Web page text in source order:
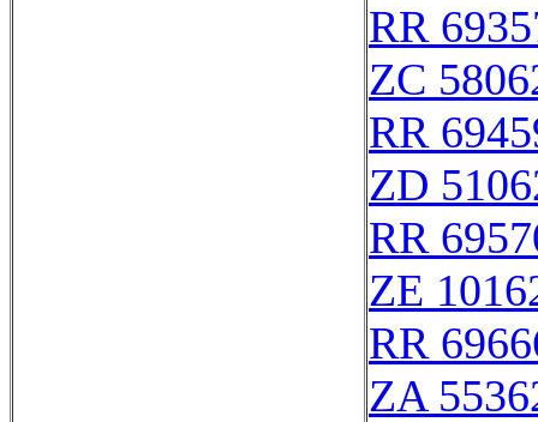
RR
ZC
RR
ZD
RR
ZE
RR
ZA